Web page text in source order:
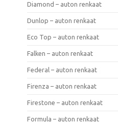
Diamond – auton renkaat
Dunlop – auton renkaat
Eco Top – auton renkaat
Falken – auton renkaat
Federal – auton renkaat
Firenza – auton renkaat
Firestone – auton renkaat
Formula – auton renkaat